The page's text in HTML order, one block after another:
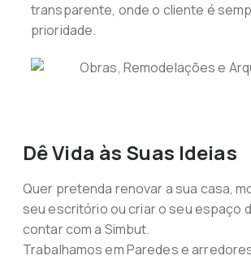
transparente, onde o cliente é
prioridade.
Dê Vida às Suas Ideias
Quer pretenda renovar a sua casa,
seu escritório ou criar o seu espaço
contar com a Simbut.
Trabalhamos em Paredes e